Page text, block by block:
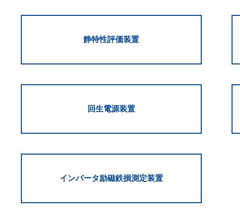
静特性評価装置
回生電源装置
インバータ励磁鉄損測定装置